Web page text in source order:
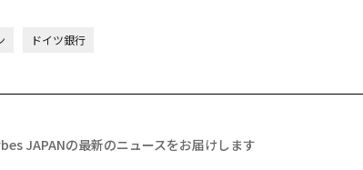
ドイツ銀行
JAPANの最新のニュースをお届けします